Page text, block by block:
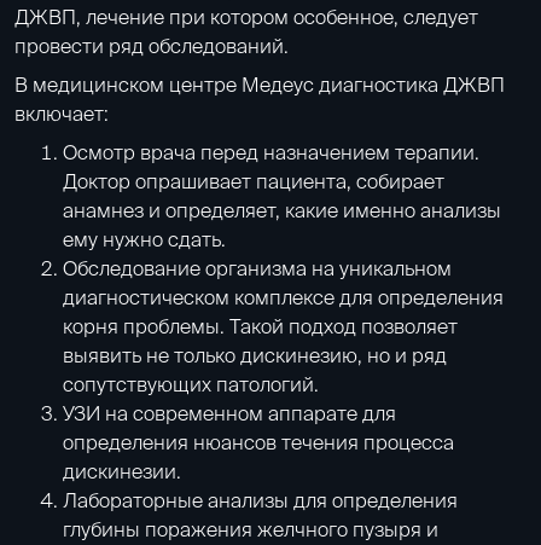
ДЖВП, лечение при котором особенное, следует
провести ряд обследований.
В медицинском центре Медеус диагностика ДЖВП
включает:
Осмотр врача перед назначением терапии.
Доктор опрашивает пациента, собирает
анамнез и определяет, какие именно анализы
ему нужно сдать.
Обследование организма на уникальном
диагностическом комплексе для определения
корня проблемы. Такой подход позволяет
выявить не только дискинезию, но и ряд
сопутствующих патологий.
УЗИ на современном аппарате для
определения нюансов течения процесса
дискинезии.
Лабораторные анализы для определения
глубины поражения желчного пузыря и